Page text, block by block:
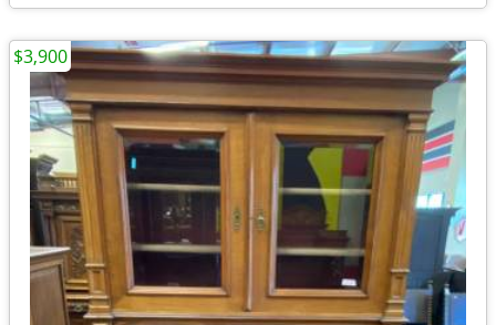
$3,900